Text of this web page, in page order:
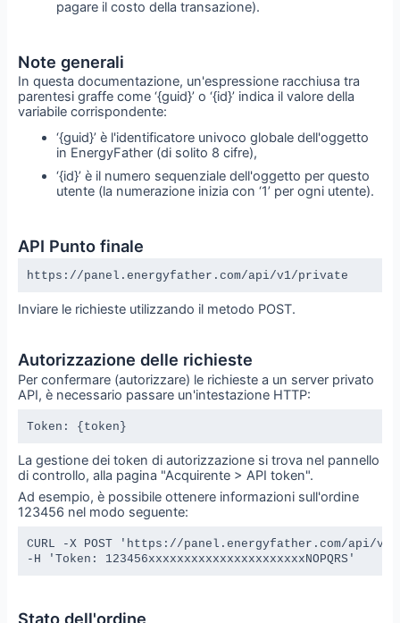
pagare il costo della transazione).
Note generali
In questa documentazione, un'espressione racchiusa tra
parentesi graffe come ‘{guid}’ o ‘{id}’ indica il valore della
variabile corrispondente:
‘{guid}’ è l'identificatore univoco globale dell'oggetto
in EnergyFather (di solito 8 cifre),
‘{id}’ è il numero sequenziale dell'oggetto per questo
utente (la numerazione inizia con ‘1’ per ogni utente).
API Punto finale
https://panel.energyfather.com/api/v1/private
Inviare le richieste utilizzando il metodo POST.
Autorizzazione delle richieste
Per confermare (autorizzare) le richieste a un server privato
API, è necessario passare un'intestazione HTTP:
Token: {token}
La gestione dei token di autorizzazione si trova nel pannello
di controllo, alla pagina "Acquirente > API token".
Ad esempio, è possibile ottenere informazioni sull'ordine
123456 nel modo seguente:
CURL -X POST 'https://panel.energyfather.com/api/
-H 'Token: 123456xxxxxxxxxxxxxxxxxxxxxxNOPQRS'
Stato dell'ordine